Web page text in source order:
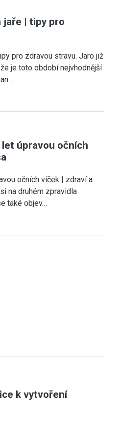
jaře | tipy pro
pro zdravou stravu. Jaro již
je toto období nejvhodnější
úpravou očních
očních víček | zdraví a
na druhém zpravidla
také objev…
k vytvoření